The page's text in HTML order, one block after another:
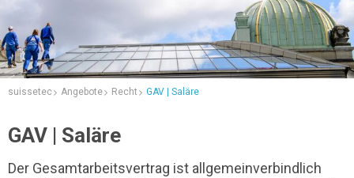
suissetec Angebote Recht GAV | Saläre
GAV | Saläre
Der Gesamtarbeitsvertrag ist allgemeinverbindlich